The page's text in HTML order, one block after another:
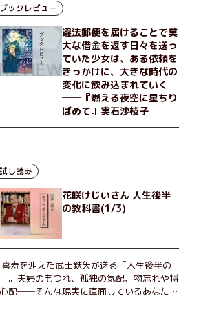
つかったある物質について博士の意見を聞
いう。恵弥は、まるで影のような存在の博
えることはできるのか？ そして、唄の歌
たむくマリア」に込められた秘密とは？ 謎
ラストが鮮烈な余韻を残すシリーズ第四作！
ブックレビュー
違法郵便を届けることで莫
大な借金を返す日々を送っ
ていた少女は、ある依頼を
きっかけに、大きな時代の
変化に飲み込まれていく
──『燃える夜空に星ちり
ばめて』実石沙枝子
試し読み
花咲けじいさん 人生後半
の教科書(1/3)
寿を迎えた武田鉄矢が送る「人生後半の
。夫婦のもつれ、孤独の気配、物忘れや将
配――そんな現実に直面しているあなた